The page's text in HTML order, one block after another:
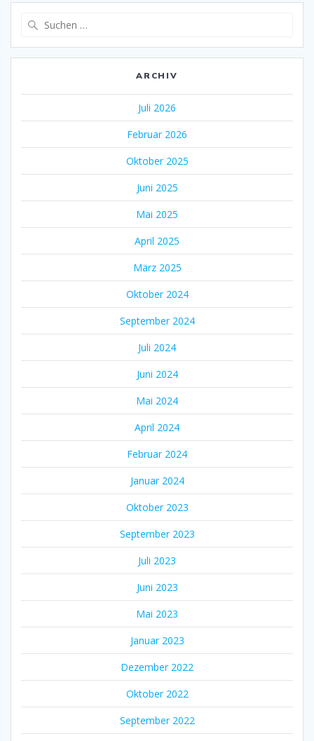
ARCHIV
Juli 2026
Februar 2026
Oktober 2025
Juni 2025
Mai 2025
April 2025
März 2025
Oktober 2024
September 2024
Juli 2024
Juni 2024
Mai 2024
April 2024
Februar 2024
Januar 2024
Oktober 2023
September 2023
Juli 2023
Juni 2023
Mai 2023
Januar 2023
Dezember 2022
Oktober 2022
September 2022